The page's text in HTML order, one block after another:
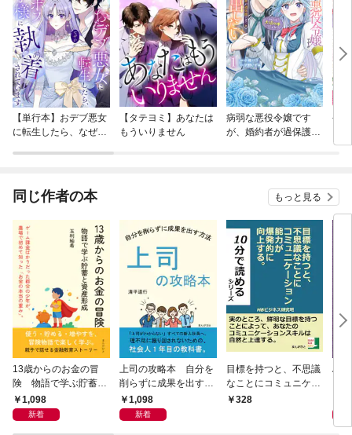
い。--言葉にならない気持ちの整理術』『ＡＩでは代替できない人にな
る』など。
【単行本】おデブ悪女
に転生したら、なぜか
【タテヨミ】あなたは
もういりません
病弱な悪役令嬢です
が、婚約者が過保護す
公
同じ作者の本 もっと見る
13歳からのお金の冒
険 物語で学ぶ貯蓄と
資産形成
1,098
新着
上司の攻略本 自分を
削らずに成果を出す方
法1,098
新着
目標を持つと、不思議
なことにコミュニケー
ション能力が爆発的に
328
Al